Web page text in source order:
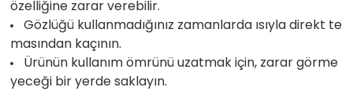
özelliğine zarar verebilir.
Gözlüğü kullanmadığınız zamanlarda ısıyla direkt te
masından kaçının.
Ürünün kullanım ömrünü uzatmak için, zarar görme
yeceği bir yerde saklayın.